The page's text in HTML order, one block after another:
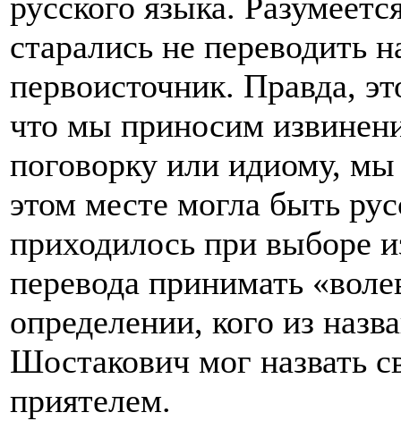
русского языка.
старались не переводить
первоисточник. Правда,
что мы приносим
поговорку или идиому, мы
этом месте могла быть
приходилось при выборе
перевода принимать
определении, кого из
Шостакович мог назвать
приятелем.